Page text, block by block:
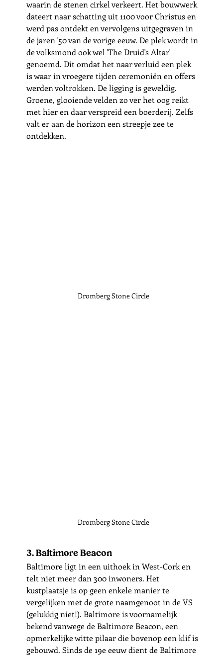
waarin de stenen cirkel verkeert. Het bouwwerk
dateert naar schatting uit 1100 voor Christus en
werd pas ontdekt en vervolgens uitgegraven in
de jaren '50 van de vorige eeuw. De plek wordt in
de volksmond ook wel 'The Druid's Altar'
genoemd. Dit omdat het naar verluid een plek
is waar in vroegere tijden ceremoniën en offers
werden voltrokken. De ligging is geweldig.
Groene, glooiende velden zo ver het oog reikt
met hier en daar verspreid een boerderij. Zelfs
valt er aan de horizon een streepje zee te
ontdekken.
Dromberg Stone Circle
Dromberg Stone Circle
3. Baltimore Beacon
Baltimore ligt in een uithoek in West-Cork en
telt niet meer dan 300 inwoners. Het
kustplaatsje is op geen enkele manier te
vergelijken met de grote naamgenoot in de VS
(gelukkig niet!). Baltimore is voornamelijk
bekend vanwege de Baltimore Beacon, een
opmerkelijke witte pilaar die bovenop een klif is
gebouwd. Sinds de 19e eeuw dient de Baltimore